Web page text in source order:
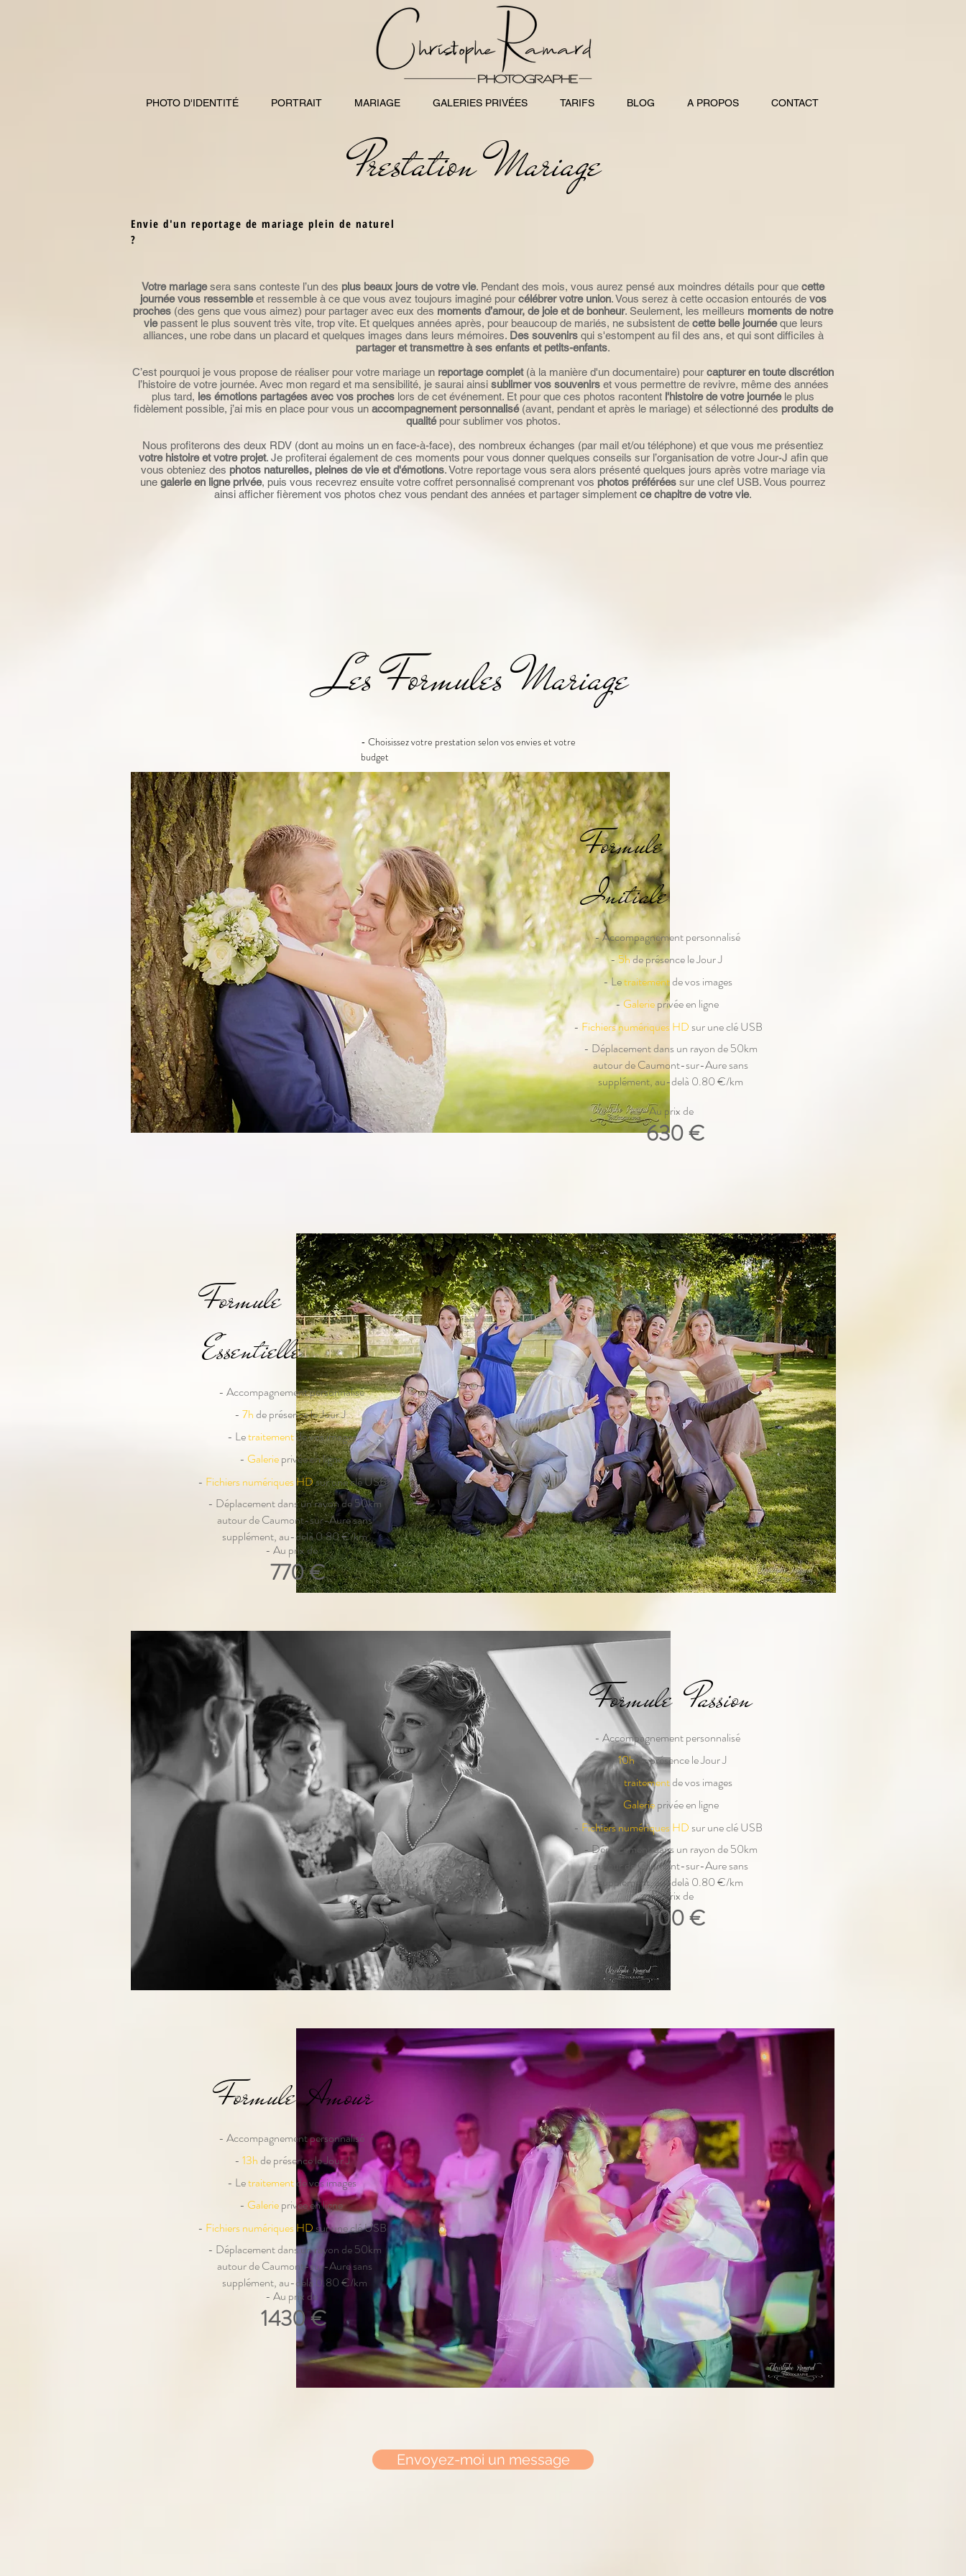
PHOTO D'IDENTITÉ PORTRAIT MARIAGE GALERIES PRIVÉES TARIFS BLOG A PROPOS CONTACT
Prestation Mariage
Envie d'un reportage de mariage plein de naturel
?
Votre mariagesera sans conteste l’un des plus beaux jours de votre vie. Pendant des mois, vous aurez pensé aux moindres détails pour que cette
journée vous ressembleet ressemble à ce que vous avez toujours imaginé pour célébrer votre union. Vous serez à cette occasion entourés de vos
proches (des gens que vous aimez) pour partager avec eux des moments d’amour, de joie et de bonheur. Seulement, les meilleurs moments de notre
viepassent le plus souvent très vite, trop vite. Et quelques années après, pour beaucoup de mariés, ne subsistent de cette belle journéeque leurs
alliances, une robe dans un placard et quelques images dans leurs mémoires. Des souvenirsqui s'estompent au fil des ans, et qui sont difficiles à
partager et transmettre à ses enfants et petits-enfants.
C’est pourquoi je vous propose de réaliser pour votre mariage un reportage complet(à la manière d'un documentaire) pour capturer en toute discrétion
l’histoire de votre journée. Avec mon regard et ma sensibilité, je saurai ainsi sublimer vos souvenirset vous permettre de revivre, même des années
plus tard, les émotions partagées avec vos proches lors de cet événement. Et pour que ces photos racontent l'histoire de votre journéele plus
fidèlement possible, j’ai mis en place pour vous un accompagnement personnalisé(avant, pendant et après le mariage) et sélectionné des produits de
qualitépour sublimer vos photos.
Nous profiterons des deux RDV (dont au moins un en face-à-face), des nombreux échanges (par mail et/ou téléphone) et que vous me présentiez
votre histoire et votre projet. Je profiterai également de ces moments pour vous donner quelques conseils sur l’organisation de votre Jour-J afin que
vous obteniez des photos naturelles, pleines de vie et d'émotions. Votre reportage vous sera alors présenté quelques jours après votre mariage via
une galerie en ligne privée, puis vous recevrez ensuite votre coffret personnalisé comprenant vos photos préférées sur une clef USB. Vous pourrez
ainsi afficher fièrement vos photos chez vous pendant des années et partager simplement ce chapitre de votre vie.
Les Formules Mariage
- Choisissez votre prestation selon vos envies et votre
budget
Formule
Initiale
- Accompagnement personnalisé
-5hde présence le Jour J
- Letraitementde vos images
-Galerieprivée en ligne
- Fichiers numériques HDsur une clé USB
- Déplacement dans un rayon de 50km
autour de Caumont-sur-Aure sans
supplément, au-delà 0.80 €/km
630 €
- Au prix de
Formule
Essentielle
- Accompagnement personnalisé
770 €
- 7hde présence le Jour J
- Letraitementde vos images
- Galerieprivée en ligne
- Fichiers numériques HDsur une clé USB
- Déplacement dans un rayon de 50km
autour de Caumont-sur-Aure sans
supplément, au-delà 0.80 €/km
- Au prix de
Formule Passion
- Accompagnement personnalisé
1100 €
-10hde présence le Jour J
- Le traitementde vos images
Galerieprivée en ligne
- Fichiers numériques HDsur une clé USB
- Au prix de
- Déplacement dans un rayon de 50km
autour de Caumont-sur-Aure sans
supplément, au-delà 0.80 €/km
Formule Amour
- Accompagnement personnalisé
1430 €
- 13h de présence le Jour J
- Letraitementde vos images
- Galerieprivée en ligne
- Fichiers numériques HDsur une clé USB
- Déplacement dans un rayon de 50km
autour de Caumont-sur-Aure sans
supplément, au-delà 0.80 €/km
- Au prix de
Envoyez-moi un message